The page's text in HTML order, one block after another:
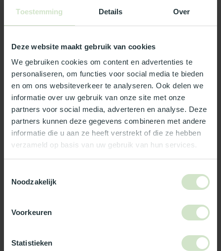
Toestemming Details Over
Deze website maakt gebruik van cookies
We gebruiken cookies om content en advertenties te
personaliseren, om functies voor social media te bieden
en om ons websiteverkeer te analyseren. Ook delen we
informatie over uw gebruik van onze site met onze
partners voor social media, adverteren en analyse. Deze
partners kunnen deze gegevens combineren met andere
informatie die u aan ze heeft verstrekt of die ze hebben
verzameld op basis van uw gebruik van hun services.
Noodzakelijk
Voorkeuren
Statistieken
Productomschrijving
Specificaties
Reviews
Wat ons écht bijzonder maakt:
Gratis bezorging in Nederland, m.u.v. de Waddeneilanden